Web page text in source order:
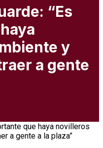
“Es
y
a gente